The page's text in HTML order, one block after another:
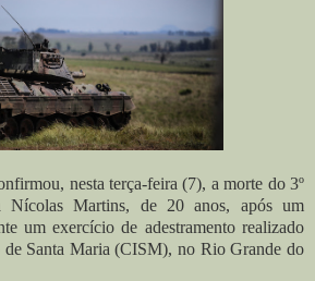
nesta terça-feira (7), a morte do 3º
Nícolas Martins, de 20 anos, após um
um exercício de adestramento realizado
de Santa Maria (CISM), no Rio Grande do